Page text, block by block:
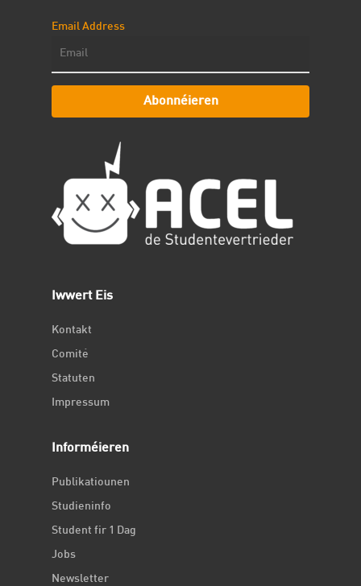
Email Address
Abonnéieren
Iwwert Eis
Kontakt
Comité
Statuten
Impressum
Informéieren
Publikatiounen
Studieninfo
Student fir 1 Dag
Jobs
Newsletter